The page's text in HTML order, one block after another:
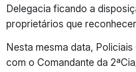
Delegacia ficando a
proprietários que
Nesta mesma data, Policiais
com o Comandante da